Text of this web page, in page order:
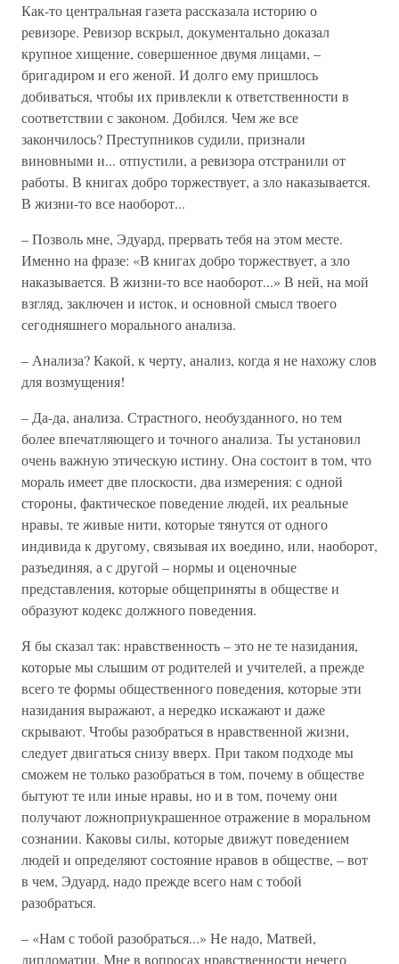
Как-то центральная газета рассказала историю о
ревизоре. Ревизор вскрыл, документально доказал
крупное хищение, совершенное двумя лицами, –
бригадиром и его женой. И долго ему пришлось
добиваться, чтобы их привлекли к ответственности в
соответствии с законом. Добился. Чем же все
закончилось? Преступников судили, признали
виновными и... отпустили, а ревизора отстранили от
работы. В книгах добро торжествует, а зло наказывается.
В жизни-то все наоборот...
– Позволь мне, Эдуард, прервать тебя на этом месте.
Именно на фразе: «В книгах добро торжествует, а зло
наказывается. В жизни-то все наоборот...» В ней, на мой
взгляд, заключен и исток, и основной смысл твоего
сегодняшнего морального анализа.
– Анализа? Какой, к черту, анализ, когда я не нахожу слов
для возмущения!
– Да-да, анализа. Страстного, необузданного, но тем
более впечатляющего и точного анализа. Ты установил
очень важную этическую истину. Она состоит в том, что
мораль имеет две плоскости, два измерения: с одной
стороны, фактическое поведение людей, их реальные
нравы, те живые нити, которые тянутся от одного
индивида к другому, связывая их воедино, или, наоборот,
разъединяя, а с другой – нормы и оценочные
представления, которые общеприняты в обществе и
образуют кодекс должного поведения.
Я бы сказал так: нравственность – это не те назидания,
которые мы слышим от родителей и учителей, а прежде
всего те формы общественного поведения, которые эти
назидания выражают, а нередко искажают и даже
скрывают. Чтобы разобраться в нравственной жизни,
следует двигаться снизу вверх. При таком подходе мы
сможем не только разобраться в том, почему в обществе
бытуют те или иные нравы, но и в том, почему они
получают ложноприукрашенное отражение в моральном
сознании. Каковы силы, которые движут поведением
людей и определяют состояние нравов в обществе, – вот
в чем, Эдуард, надо прежде всего нам с тобой
разобраться.
– «Нам с тобой разобраться...» Не надо, Матвей,
дипломатии. Мне в вопросах нравственности нечего